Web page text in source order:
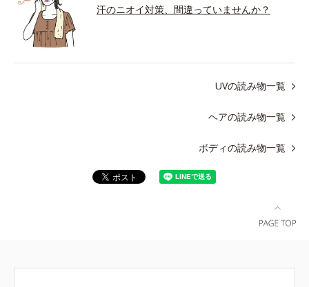
汗のニオイ対策、間違っていませんか？
UVの読み物一覧
ヘアの読み物一覧
ボディの読み物一覧